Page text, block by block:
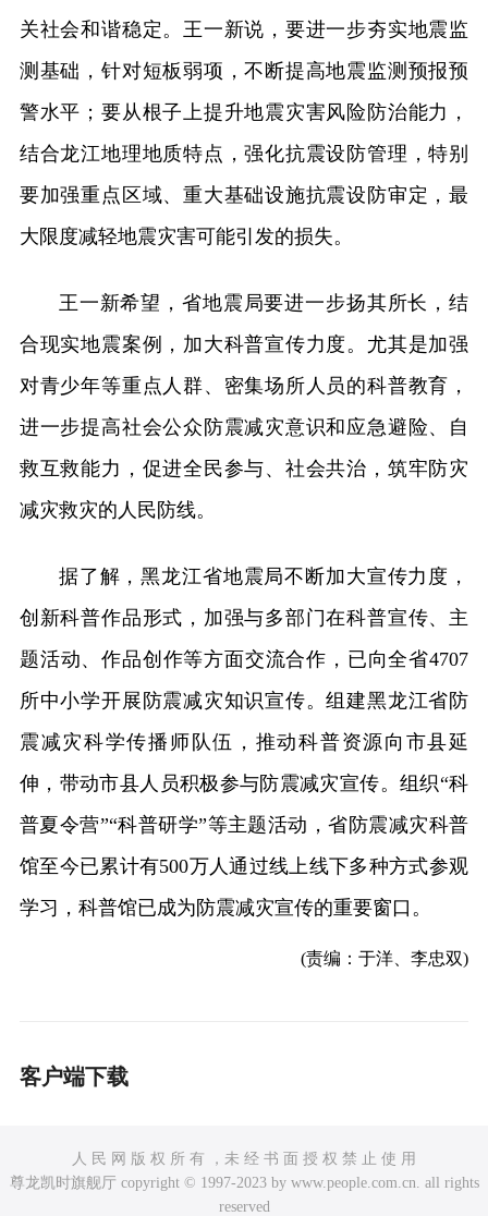
关社会和谐稳定。王一新说，要进一步夯实地震监
测基础，针对短板弱项，不断提高地震监测预报预
警水平；要从根子上提升地震灾害风险防治能力，
结合龙江地理地质特点，强化抗震设防管理，特别
要加强重点区域、重大基础设施抗震设防审定，最
大限度减轻地震灾害可能引发的损失。
王一新希望，省地震局要进一步扬其所长，结
合现实地震案例，加大科普宣传力度。尤其是加强
对青少年等重点人群、密集场所人员的科普教育，
进一步提高社会公众防震减灾意识和应急避险、自
救互救能力，促进全民参与、社会共治，筑牢防灾
减灾救灾的人民防线。
据了解，黑龙江省地震局不断加大宣传力度，
创新科普作品形式，加强与多部门在科普宣传、主
题活动、作品创作等方面交流合作，已向全省4707
所中小学开展防震减灾知识宣传。组建黑龙江省防
震减灾科学传播师队伍，推动科普资源向市县延
伸，带动市县人员积极参与防震减灾宣传。组织“科
普夏令营”“科普研学”等主题活动，省防震减灾科普
馆至今已累计有500万人通过线上线下多种方式参观
学习，科普馆已成为防震减灾宣传的重要窗口。
(责编：于洋、李忠双)
客户端下载
人 民 网 版 权 所 有 ，未 经 书 面 授 权 禁 止 使 用
尊龙凯时旗舰厅 copyright © 1997-2023 by www.people.com.cn. all rights
reserved